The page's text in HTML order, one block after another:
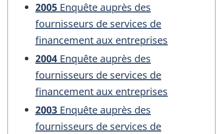
2005 Enquête auprès des
fournisseurs de services de
financement aux entreprises
2004 Enquête auprès des
fournisseurs de services de
financement aux entreprises
2003 Enquête auprès des
fournisseurs de services de